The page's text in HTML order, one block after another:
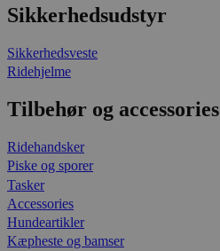
Sikkerhedsudstyr
Sikkerhedsveste
Ridehjelme
Tilbehør og accessories
Ridehandsker
Piske og sporer
Tasker
Accessories
Hundeartikler
Kæpheste og bamser